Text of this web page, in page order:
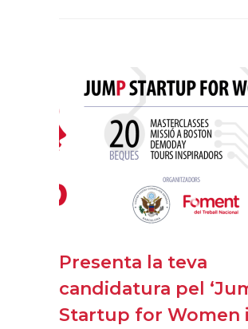
Presenta la teva
candidatura pel
Startup for Women